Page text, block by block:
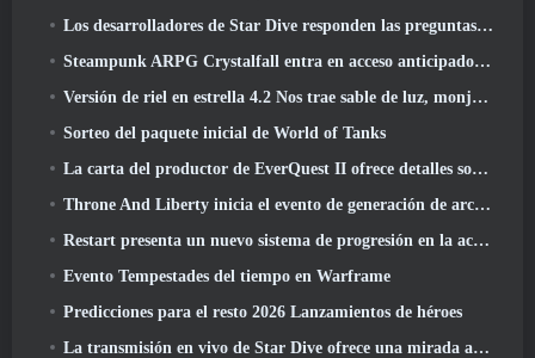
Los desarrolladores de Star Dive responden las preguntas de los jugadores en una transmisión en vivo sorpresa
Steampunk ARPG Crystalfall entra en acceso anticipado, Pero no sin algunos problemas
Versión de riel en estrella 4.2 Nos trae sable de luz, monja-chuck, El baterista pionero y un emanador de euforia
Sorteo del paquete inicial de World of Tanks
La carta del productor de EverQuest II ofrece detalles sobre el servidor de expansión con tiempo bloqueado
Throne And Liberty inicia el evento de generación de archboss doble
Restart presenta un nuevo sistema de progresión en la actualización de la temporada SS4
Evento Tempestades del tiempo en Warframe
Predicciones para el resto 2026 Lanzamientos de héroes
La transmisión en vivo de Star Dive ofrece una mirada al juego en acción antes del lanzamiento